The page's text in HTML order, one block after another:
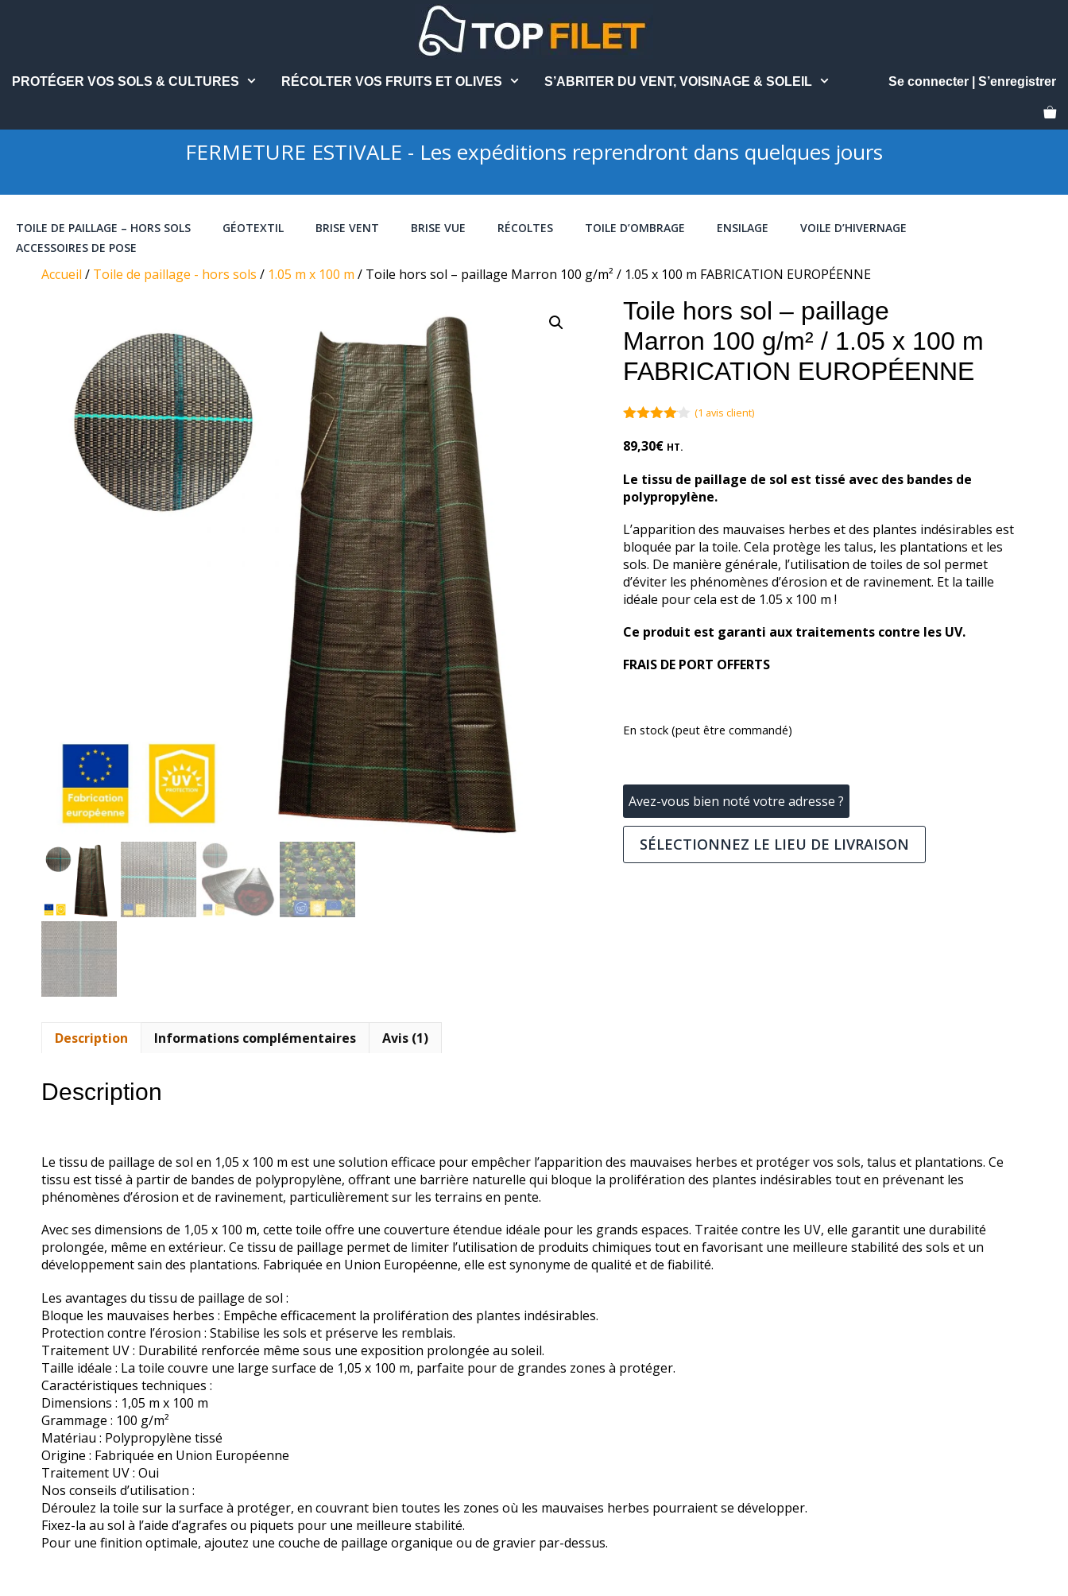
Se connecter | S’enregistrer
PROTÉGER VOS SOLS & CULTURES RÉCOLTER VOS FRUITS ET OLIVES S’ABRITER DU VENT, VOISINAGE & SOLEIL
FERMETURE ESTIVALE - Les expéditions reprendront dans quelques jours
TOILE DE PAILLAGE – HORS SOLS GÉOTEXTIL BRISE VENT BRISE VUE RÉCOLTES TOILE D’OMBRAGE ENSILAGE
VOILE D’HIVERNAGE
ACCESSOIRES DE POSE
Accueil / Toile de paillage - hors sols / 1.05 m x 100 m / Toile hors sol – paillage Marron 100 g/m² / 1.05 x 100 m FABRICATION EUROPÉENNE
Toile hors sol – paillage
Marron 100 g/m² / 1.05 x 100 m
FABRICATION EUROPÉENNE
5
(1 avis client)
89,30€ HT.
Le tissu de paillage de sol est tissé avec des bandes de
polypropylène.
L’apparition des mauvaises herbes et des plantes indésirables est
bloquée par la toile. Cela protège les talus, les plantations et les
sols. De manière générale, l’utilisation de toiles de sol permet
d’éviter les phénomènes d’érosion et de ravinement. Et la taille
idéale pour cela est de 1.05 x 100 m !
Ce produit est garanti aux traitements contre les UV.
FRAIS DE PORT OFFERTS
En stock (peut être commandé)
Avez-vous bien noté votre adresse ?
SÉLECTIONNEZ LE LIEU DE LIVRAISON
Description Informations complémentaires Avis (1)
Description
Le tissu de paillage de sol en 1,05 x 100 m est une solution efficace pour empêcher l’apparition des mauvaises herbes et protéger vos sols, talus et plantations. Ce
tissu est tissé à partir de bandes de polypropylène, offrant une barrière naturelle qui bloque la prolifération des plantes indésirables tout en prévenant les
phénomènes d’érosion et de ravinement, particulièrement sur les terrains en pente.
Avec ses dimensions de 1,05 x 100 m, cette toile offre une couverture étendue idéale pour les grands espaces. Traitée contre les UV, elle garantit une durabilité
prolongée, même en extérieur. Ce tissu de paillage permet de limiter l’utilisation de produits chimiques tout en favorisant une meilleure stabilité des sols et un
développement sain des plantations. Fabriquée en Union Européenne, elle est synonyme de qualité et de fiabilité.
Les avantages du tissu de paillage de sol :
Bloque les mauvaises herbes : Empêche efficacement la prolifération des plantes indésirables.
Protection contre l’érosion : Stabilise les sols et préserve les remblais.
Traitement UV : Durabilité renforcée même sous une exposition prolongée au soleil.
Taille idéale : La toile couvre une large surface de 1,05 x 100 m, parfaite pour de grandes zones à protéger.
Caractéristiques techniques :
Dimensions : 1,05 m x 100 m
Grammage : 100 g/m²
Matériau : Polypropylène tissé
Origine : Fabriquée en Union Européenne
Traitement UV : Oui
Nos conseils d’utilisation :
Déroulez la toile sur la surface à protéger, en couvrant bien toutes les zones où les mauvaises herbes pourraient se développer.
Fixez-la au sol à l’aide d’agrafes ou piquets pour une meilleure stabilité.
Pour une finition optimale, ajoutez une couche de paillage organique ou de gravier par-dessus.